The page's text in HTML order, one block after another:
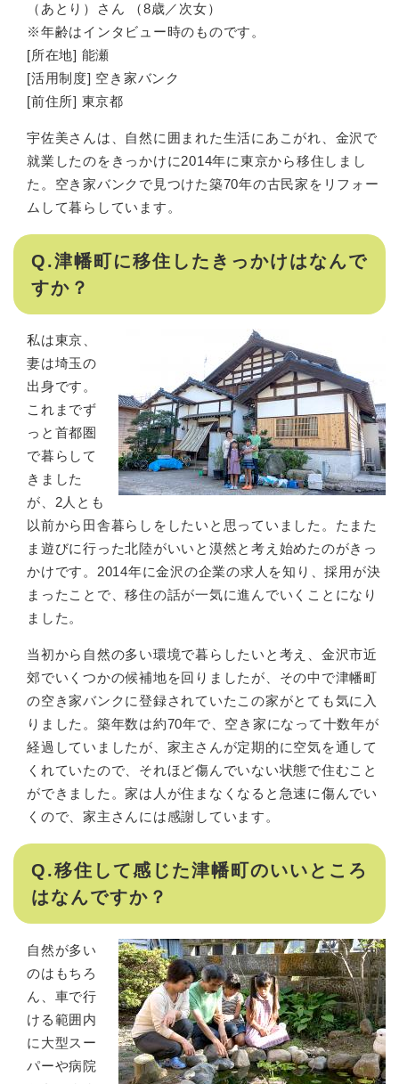
（あとり）さん （8歳／次女）
※年齢はインタビュー時のものです。
[所在地] 能瀬
[活用制度] 空き家バンク
[前住所] 東京都
宇佐美さんは、自然に囲まれた生活にあこがれ、金沢で
就業したのをきっかけに2014年に東京から移住しまし
た。空き家バンクで見つけた築70年の古民家をリフォー
ムして暮らしています。
Q.津幡町に移住したきっかけはなんで
すか？
私は東京、
妻は埼玉の
出身です。
これまでず
っと首都圏
で暮らして
きました
が、2人とも
以前から田舎暮らしをしたいと思っていました。たまた
ま遊びに行った北陸がいいと漠然と考え始めたのがきっ
かけです。2014年に金沢の企業の求人を知り、採用が決
まったことで、移住の話が一気に進んでいくことになり
ました。
当初から自然の多い環境で暮らしたいと考え、金沢市近
郊でいくつかの候補地を回りましたが、その中で津幡町
の空き家バンクに登録されていたこの家がとても気に入
りました。築年数は約70年で、空き家になって十数年が
経過していましたが、家主さんが定期的に空気を通して
くれていたので、それほど傷んでいない状態で住むこと
ができました。家は人が住まなくなると急速に傷んでい
くので、家主さんには感謝しています。
Q.移住して感じた津幡町のいいところ
はなんですか？
自然が多い
のはもちろ
ん、車で行
ける範囲内
に大型スー
パーや病院